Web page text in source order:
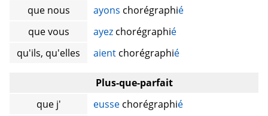
que nous
ayons chorégraphié
que vous
ayez chorégraphié
qu'ils, qu'elles
aient chorégraphié
Plus-que-parfait
que j'
eusse chorégraphié